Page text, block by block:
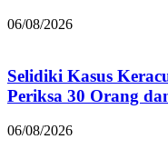
06/08/2026
Selidiki Kasus
Periksa 30 Orang
06/08/2026